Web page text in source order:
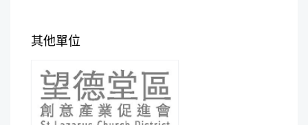
其他單位